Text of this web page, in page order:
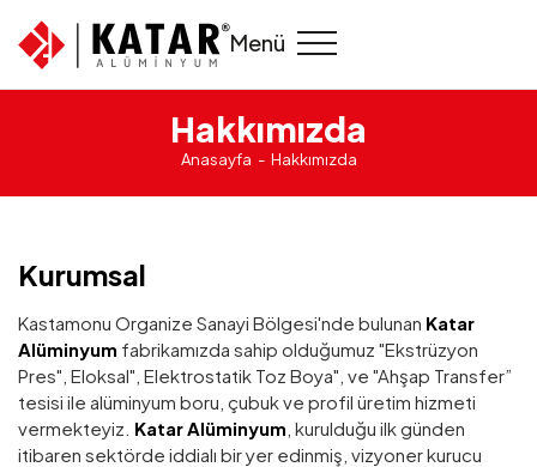
Menü
Hakkımızda
Anasayfa Hakkımızda
Kurumsal
Kastamonu Organize Sanayi Bölgesi'nde bulunan Katar
Alüminyum fabrikamızda sahip olduğumuz "Ekstrüzyon
Pres", Eloksal", Elektrostatik Toz Boya", ve "Ahşap Transfer”
tesisi ile alüminyum boru, çubuk ve profil üretim hizmeti
vermekteyiz. Katar Alüminyum , kurulduğu ilk günden
itibaren sektörde iddialı bir yer edinmiş, vizyoner kurucu